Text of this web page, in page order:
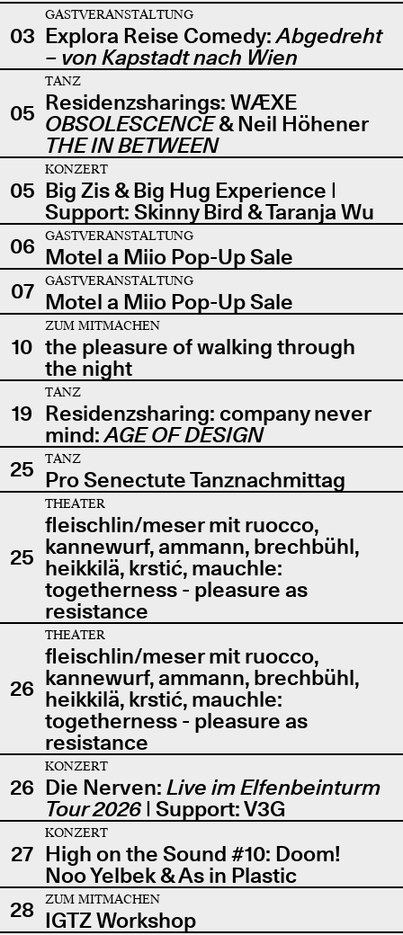
03
GASTVERANSTALTUNG
Explora Reise Comedy:Abgedreht
– von Kapstadt nach Wien
05
TANZ
Residenzsharings: WÆXE
OBSOLESCENCE& Neil Höhener
THE IN BETWEEN
05
KONZERT
Big Zis & Big Hug Experience |
Support: Skinny Bird & Taranja Wu
06
GASTVERANSTALTUNG
Motel a Miio Pop-Up Sale
07
GASTVERANSTALTUNG
Motel a Miio Pop-Up Sale
10
ZUM MITMACHEN
the pleasure of walking through
the night
19
TANZ
Residenzsharing: company never
mind:AGE OF DESIGN
25
TANZ
Pro Senectute Tanznachmittag
25
THEATER
fleischlin/meser mit ruocco,
kannewurf, ammann, brechbühl,
heikkilä, krstić, mauchle:
togetherness - pleasure as
resistance
26
THEATER
fleischlin/meser mit ruocco,
kannewurf, ammann, brechbühl,
heikkilä, krstić, mauchle:
togetherness - pleasure as
resistance
26
KONZERT
Die Nerven: Live im Elfenbeinturm
Tour 2026| Support: V3G
27
KONZERT
High on the Sound #10: Doom!
Noo Yelbek & As in Plastic
28
ZUM MITMACHEN
IGTZ Workshop